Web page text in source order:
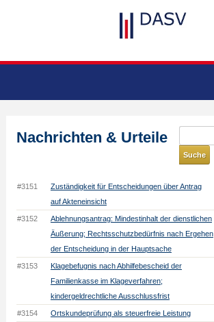
Nachrichten & Urteile
#3151
Zuständigkeit für Entscheidungen über Antrag
auf Akteneinsicht
#3152
Ablehnungsantrag: Mindestinhalt der dienstlichen
Äußerung; Rechtsschutzbedürfnis nach Ergehen
der Entscheidung in der Hauptsache
#3153
Klagebefugnis nach Abhilfebescheid der
Familienkasse im Klageverfahren;
kindergeldrechtliche Ausschlussfrist
#3154 Ortskundeprüfung als steuerfreie Leistung